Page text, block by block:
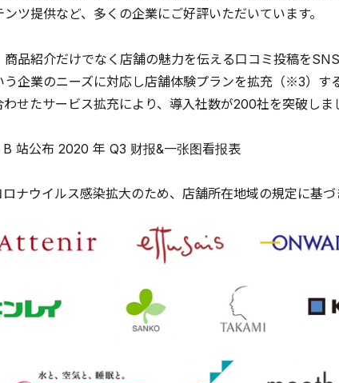
ツ提供など、多くの企業にご好評いただいています。
品紹介だけでなく店舗の魅力を伝える口コミ投稿を
う企業のニーズに対応し店舗体験プランを拡充（※3）
わせたサービス拡充により、導入社数が200社を突破しま
站公布 2020 年 Q3 财报&一张图看报表
ナウイルス感染拡大のため、店舗所在地域の規定に基